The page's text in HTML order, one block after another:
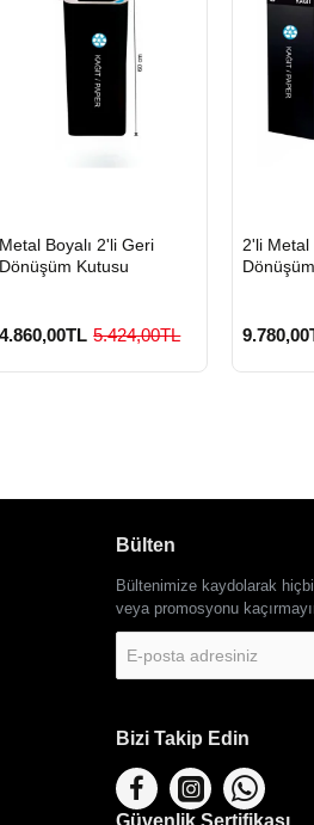
GÖNDERİ
Metal Boyalı 2'li Geri
Dönüşüm Kutusu
4.860,00TL 5.424,00TL
GÖNDERİ
2'li Metal
Bülten
Bültenimize kaydolarak
veya promosyonu
posta
Bizi Takip Edin
Güvenlik Sertifikası